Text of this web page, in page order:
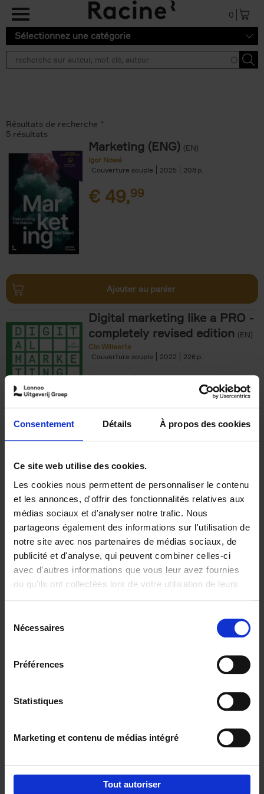
Consentement Détails À propos des cookies
Ce site web utilise des cookies.
Les cookies nous permettent de personnaliser le contenu
et les annonces, d'offrir des fonctionnalités relatives aux
médias sociaux et d'analyser notre trafic. Nous
partageons également des informations sur l'utilisation de
notre site avec nos partenaires de médias sociaux, de
publicité et d'analyse, qui peuvent combiner celles-ci
avec d'autres informations que vous leur avez fournies
ou qu'ils ont collectées lors de votre utilisation de leurs
Nécessaires
Préférences
Statistiques
Marketing et contenu de médias intégré
Tout autoriser
Aller au contenu principal
0
Sélectionnez une catégorie
Résultats de recherche ''
5 résultats
Marketing (ENG) (EN)
Igor Nowé
Couverture souple
2025 208
€ 49,99
Ajouter au panier
Digital marketing like a PRO -
completely revised edition (EN)
Clo Willaerts
Couverture souple
2022 226
€35,50
The Offer You Can't
Refuse
Steven Van Belleghem
Couverture souple
2020 256
€37,50
Building Bonds = Building